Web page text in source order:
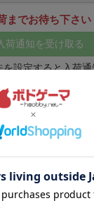
。
左隣の人に手番が
て出し終えた人は
3、最後の一人にな
ド繰り返してライ
＋1や＋2が付いて
に出すと＋分再行
場に出すのは一枚
利用したコンポも
カードの効果が終
までお待ち下さい
荷通知を受け取る
を設定すると入荷
てる人が購入した
ングドミノ
（税込）
2～4人 15～20分